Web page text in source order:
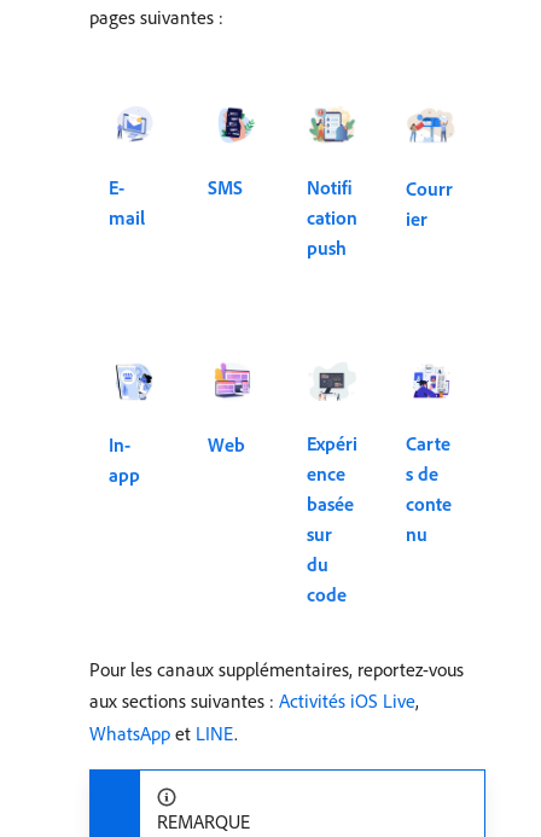
pages suivantes :
E-
mail
SMS
Notifi
cation
push
Courr
ier
In-
app
Web
Expéri
ence
basée
sur
du
code
Carte
s de
conte
nu
Pour les canaux supplémentaires, reportez-vous
aux sections suivantes : Activités iOS Live,
WhatsApp et LINE.
REMARQUE